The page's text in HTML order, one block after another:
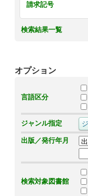
請求記号
検索結果一覧
オプション
言語区分
ジャンル指定
出版／発行年月
検索対象図書館